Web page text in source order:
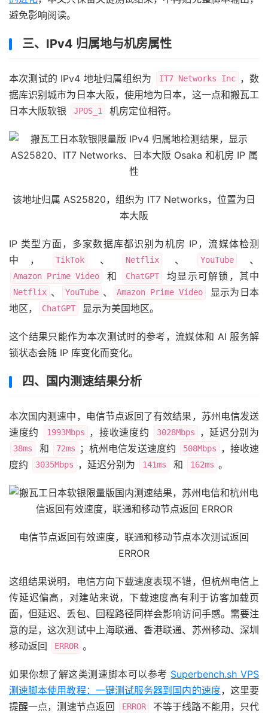
避免影响阅读。
三、IPv4 归属地与机房属性
本次测试的 IPv4 地址归属组织为 IT7 Networks Inc ，数
据库识别城市为日本大阪，使用地为日本，这一点和搬瓦工
日本大阪软银
JPOS_1 机房定位相符。
该地址归属 AS25820，组织为 IT7 Networks，位置为日
本大阪
IP 类型方面，多家数据库都识别为机房 IP，流媒体检测
中，
TikTok 、 Netflix 、 YouTube 、
Amazon Prime Video 和 ChatGPT 均显示可解锁，其中
Netflix 、 YouTube 、 Amazon Prime Video
显示为日本
地区，
ChatGPT 显示为美国地区。
这个结果只能作为本次测试时的参考，流媒体和 AI 服务解
锁状态会随 IP 库变化而变化。
四、国内测速结果分析
本次国内测速中，电信节点返回了有效结果，苏州电信发送
速度约
1993Mbps ，接收速度约 3028Mbps ，延迟分别为
38ms 和 72ms ；杭州电信发送速度约 508Mbps
，接收速
度约
3035Mbps ，延迟分别为 141ms 和 162ms 。
电信节点返回有效速度，联通和移动节点本次测试返回
ERROR
这组结果说明，电信方向下载速度表现不错，但杭州电信上
传延迟偏高，对建站来说，下载速度高有利于访客加载页
面，但延迟、丢包、回程路径同样会影响访问手感。需要注
意的是，这次测试中上海联通、香港联通、苏州移动、深圳
移动返回
ERROR 。
如果你想了解这类测速脚本可以参考 Superbench.sh VPS
测速脚本使用教程：一键测试服务器到国内的速度，这里要
提醒一点，测速节点返回
ERROR
不等于线路不能用，只代